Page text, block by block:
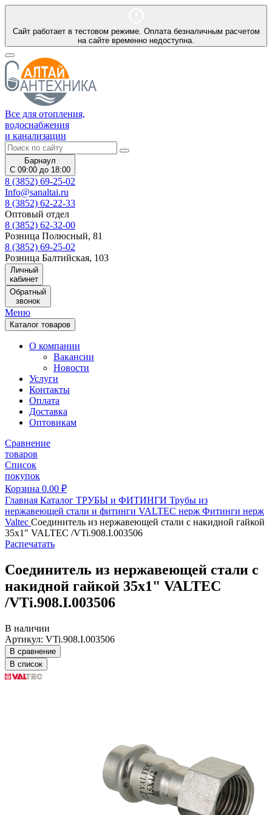
Сайт работает в тестовом режиме. Оплата безналичным расчетом
на сайте временно недоступна.
Все для отопления,
водоснабжения
и канализации
Барнаул
С 09:00 до 18:00
8 (3852) 69-25-02
Info@sanaltai.ru
8 (3852) 62-22-33
Оптовый отдел
8 (3852) 62-32-00
Розница Полюсный, 81
8 (3852) 69-25-02
Розница Балтийская, 103
Личный
кабинет
Обратный
звонок
Меню
Каталог товаров
О компании
Вакансии
Новости
Услуги
Контакты
Оплата
Доставка
Оптовикам
Сравнение
товаров
Список
покупок
Корзина 0.00 ₽
Главная Каталог ТРУБЫ и ФИТИНГИ Трубы из
нержавеющей стали и фитинги VALTEC нерж Фитинги нерж
Valtec Соединитель из нержавеющей стали с накидной гайкой
35х1" VALTEC /VTi.908.I.003506
Распечатать
Соединитель из нержавеющей стали с
накидной гайкой 35х1" VALTEC
/VTi.908.I.003506
В наличии
Артикул: VTi.908.I.003506
В сравнение
В список